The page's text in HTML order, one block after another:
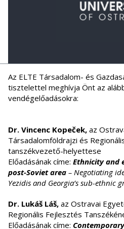
Az ELTE Társadalom- és
tisztelettel meghívja Önt az
vendégelőadásokra:
Dr. Vincenc Kopeček, az
Társadalomföldrajzi és
tanszékvezető-helyettese
Előadásának címe: Ethnicity and
post-Soviet area – Negotiating
Yezidis and Georgia’s sub-ethnic
Dr. Lukáš Láš, az Ostravai
Regionális Fejlesztés
Előadásának címe: